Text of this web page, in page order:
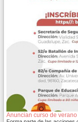
Anuncian curso de